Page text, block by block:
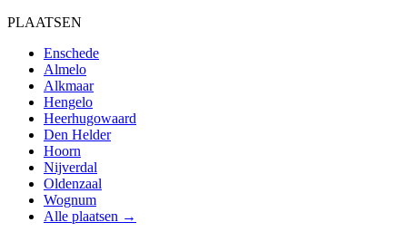
PLAATSEN
Enschede
Almelo
Alkmaar
Hengelo
Heerhugowaard
Den Helder
Hoorn
Nijverdal
Oldenzaal
Wognum
Alle plaatsen →